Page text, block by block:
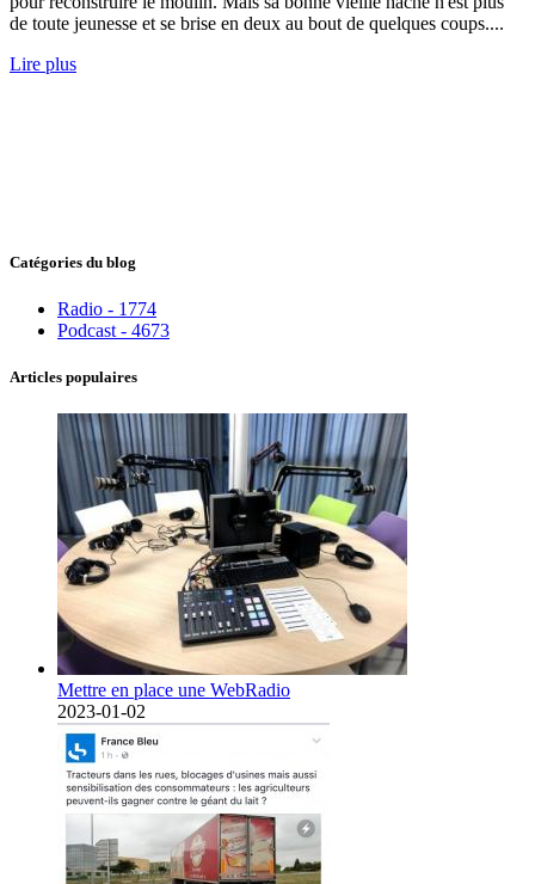
de toute jeunesse et se brise en deux au bout de quelques coups....
Lire plus
Catégories du blog
Radio - 1774
Podcast - 4673
Articles populaires
Mettre en place une WebRadio
2023-01-02